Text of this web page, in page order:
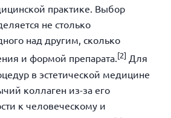
практике. Выбор
не столько
над другим, сколько
и формой препарата. [2] Для
в эстетической медицине
коллаген из-за его
к человеческому и